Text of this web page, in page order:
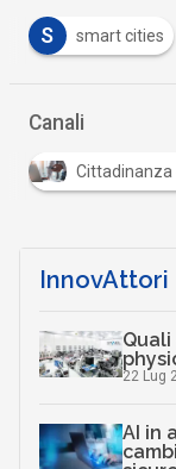
S smart cities
Canali
Cittadinanza
InnovAttori
22 Lug
AI in